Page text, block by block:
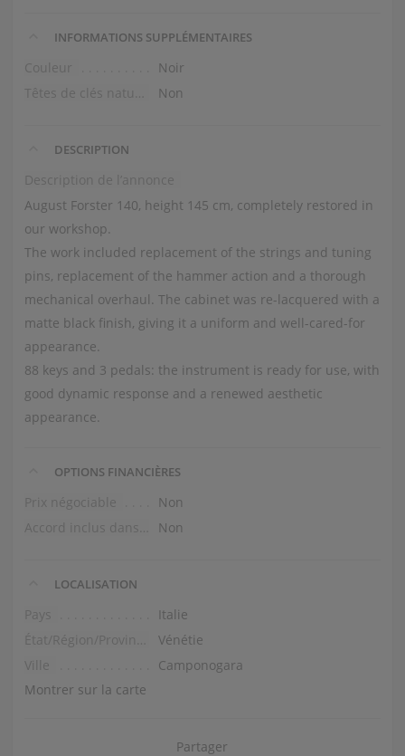
INFORMATIONS SUPPLÉMENTAIRES
Couleur
Noir
Non
DESCRIPTION
Description de l’annonce
August Forster 140, height 145 cm, completely restored in
our workshop.
The work included replacement of the strings and tuning
pins, replacement of the hammer action and a thorough
mechanical overhaul. The cabinet was re-lacquered with a
matte black finish, giving it a uniform and well-cared-for
appearance.
88 keys and 3 pedals: the instrument is ready for use, with
good dynamic response and a renewed aesthetic
appearance.
OPTIONS FINANCIÈRES
Prix négociable
Non
Non
LOCALISATION
Pays
Italie
Vénétie
Ville
Camponogara
Montrer sur la carte
Partager